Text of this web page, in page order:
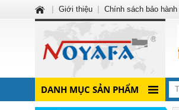
DANH MỤC SẢN PHẨM
Giới thiệu Chính sách bảo hành